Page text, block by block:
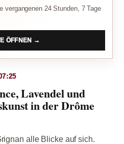
vergangenen 24 Stunden, 7 Tage
ÖFFNEN →
Lavendel und
in der Drôme
alle Blicke auf sich.